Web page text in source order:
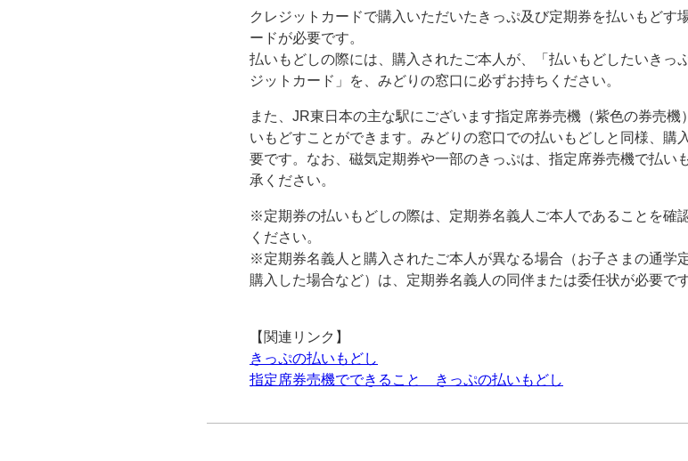
クレジットカードで購入いただいたきっぷ及び定期券を払いもどす
ードが必要です。
払いもどしの際には、購入されたご本人が、「払いもどしたいきっ
ジットカード」を、みどりの窓口に必ずお持ちください。
また、JR東日本の主な駅にございます指定席券売機（紫色の券売
いもどすことができます。みどりの窓口での払いもどしと同様、購
要です。なお、磁気定期券や一部のきっぷは、指定席券売機で払い
承ください。
※定期券の払いもどしの際は、定期券名義人ご本人であることを確
ください。
※定期券名義人と購入されたご本人が異なる場合（お子さまの通学
購入した場合など）は、定期券名義人の同伴または委任状が必要です
【関連リンク】
きっぷの払いもどし
指定席券売機でできること きっぷの払いもどし